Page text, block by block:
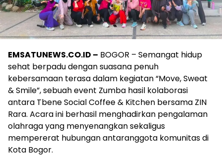
EMSATUNEWS.CO.ID – BOGOR – Semangat hidup
sehat berpadu dengan suasana penuh
kebersamaan terasa dalam kegiatan “Move, Sweat
& Smile”, sebuah event Zumba hasil kolaborasi
antara Tbene Social Coffee & Kitchen bersama ZIN
Rara. Acara ini berhasil menghadirkan pengalaman
olahraga yang menyenangkan sekaligus
mempererat hubungan antaranggota komunitas di
Kota Bogor.